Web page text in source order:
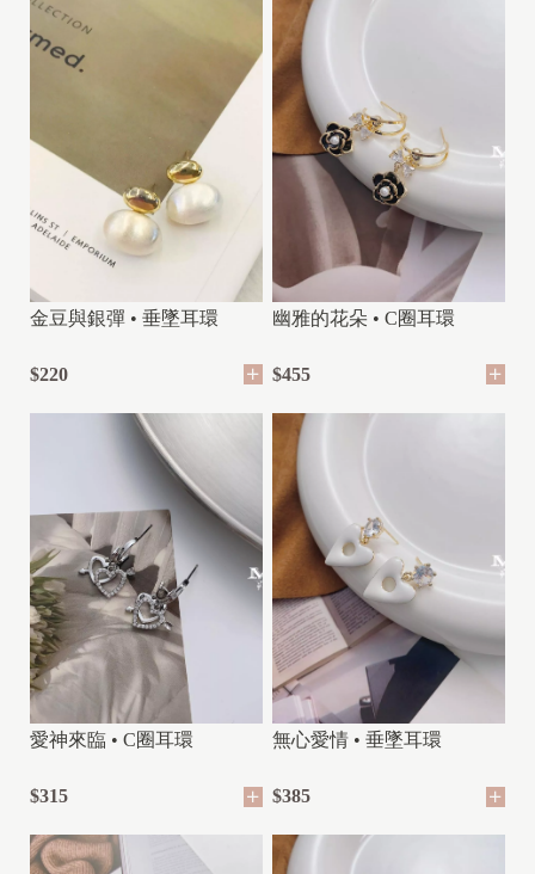
金豆與銀彈 • 垂墜耳環
$220
幽雅的花朵 • C圈耳環
$455
愛神來臨 • C圈耳環
$315
無心愛情 • 垂墜耳環
$385